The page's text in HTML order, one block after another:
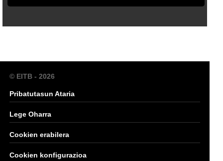
© EITB - 2026
Pribatutasun Ataria
Lege Oharra
Cookien erabilera
Cookien konfigurazioa